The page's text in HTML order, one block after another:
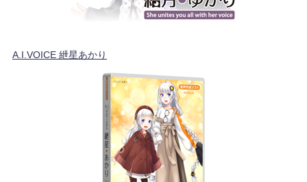
A.I.VOICE 紲星あかり